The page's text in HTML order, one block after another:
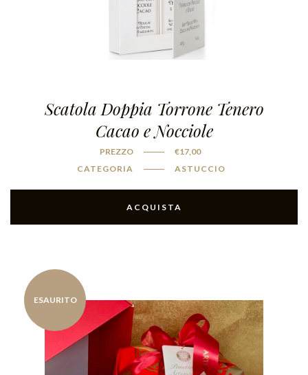
Scatola Doppia Torrone Tenero
Cacao e Nocciole
PREZZO €17,00
CATEGORIA
ASTUCCIO
ACQUISTA
ESAURITO